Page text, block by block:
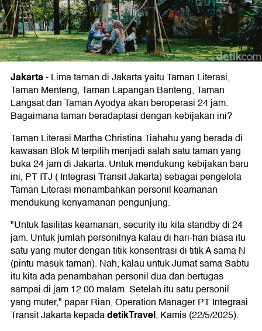
Jakarta-Lima taman di Jakarta yaitu Taman Literasi,
Taman Menteng, Taman Lapangan Banteng, Taman
Langsat dan Taman Ayodya akan beroperasi 24 jam.
Bagaimana taman beradaptasi dengan kebijakan ini?
Taman Literasi Martha Christina Tiahahu yang berada di
kawasan Blok M terpilih menjadi salah satu taman yang
buka 24 jam di Jakarta. Untuk mendukung kebijakan baru
ini, PT ITJ ( Integrasi Transit Jakarta) sebagai pengelola
Taman Literasi menambahkan personil keamanan
mendukung kenyamanan pengunjung.
"Untuk fasilitas keamanan, security itu kita standby di 24
jam. Untuk jumlah personilnya kalau di hari-hari biasa itu
satu yang muter dengan titik konsentrasi di titik A sama N
(pintu masuk taman). Nah, kalau untuk Jumat sama Sabtu
itu kita ada penambahan personil dua dan bertugas
sampai di jam 12.00 malam. Setelah itu satu personil
yang muter," papar Rian, Operation Manager PT Integrasi
Transit Jakarta kepadadetikTravel, Kamis (22/5/2025).